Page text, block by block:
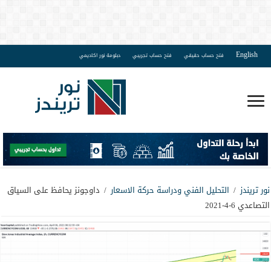
English فتح حساب حقيقي فتح حساب تجريبي دبلومة نور اكاديمي
نور تريندز / التحليل الفني ودراسة حركة الاسعار / داوجونز يحافظ على السياق
التصاعدي 6-4-2021